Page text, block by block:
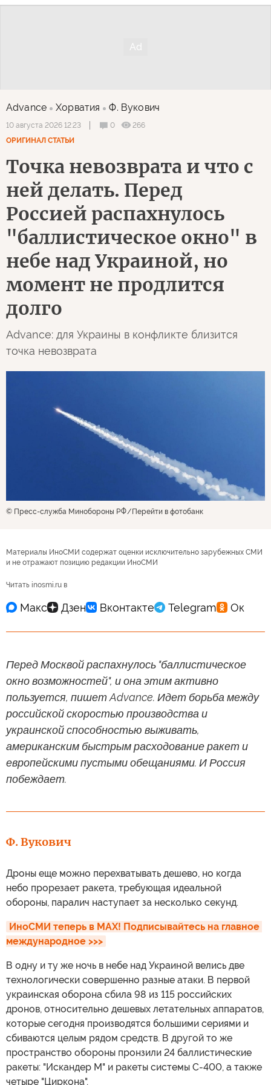
Advance Хорватия Ф. Вукович
10 августа 2026 12:23 0
266
ОРИГИНАЛ СТАТЬИ
Точка невозврата и что с
ней делать. Перед
Россией распахнулось
"баллистическое окно" в
небе над Украиной, но
момент не продлится
долго
Advance: для Украины в конфликте близится
точка невозврата
© Пресс-служба Минобороны РФ Перейти в фотобанк
Материалы ИноСМИ содержат оценки исключительно зарубежных СМИ
и не отражают позицию редакции ИноСМИ
Читать inosmi.ru в
Перед Москвой распахнулось "баллистическое
окно возможностей", и она этим активно
пользуется, пишет Advance. Идет борьба между
российской скоростью производства и
украинской способностью выживать,
американским быстрым расходование ракет и
европейскими пустыми обещаниями. И Россия
побеждает.
Ф. Вукович
Дроны еще можно перехватывать дешево, но когда
небо прорезает ракета, требующая идеальной
обороны, паралич наступает за несколько секунд.
ИноСМИ теперь в MAX! Подписывайтесь на главное
международное >>>
В одну и ту же ночь в небе над Украиной велись две
технологически совершенно разные атаки. В первой
украинская оборона сбила 98 из 115 российских
дронов, относительно дешевых летательных аппаратов,
которые сегодня производятся большими сериями и
сбиваются целым рядом средств. В другой то же
пространство обороны пронзили 24 баллистические
ракеты: "Искандер М" и ракеты системы С-400, а также
четыре "Циркона".